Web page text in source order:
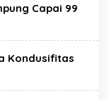
Capai 99
Kondusifitas